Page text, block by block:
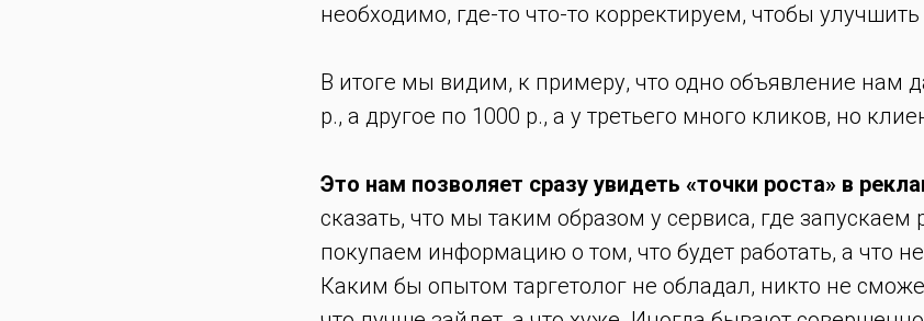
необходимо, где-то что-то корректируем, чтобы улучшить
В итоге мы видим, к примеру, что одно объявление нам
р., а другое по 1000 р., а у третьего много кликов, но
Это нам позволяет сразу увидеть «точки роста» в
сказать, что мы таким образом у сервиса, где запускаем
покупаем информацию о том, что будет работать, а что
Каким бы опытом таргетолог не обладал, никто не